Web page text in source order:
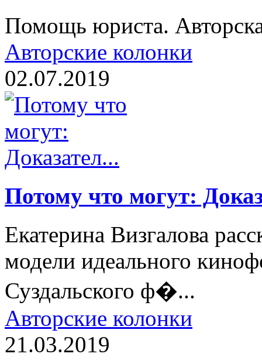
Помощь юриста.
Авторские колонки
02.07.2019
Потому что могут:
Екатерина Визгалова
модели идеального
Суздальского ф�...
Авторские колонки
21.03.2019